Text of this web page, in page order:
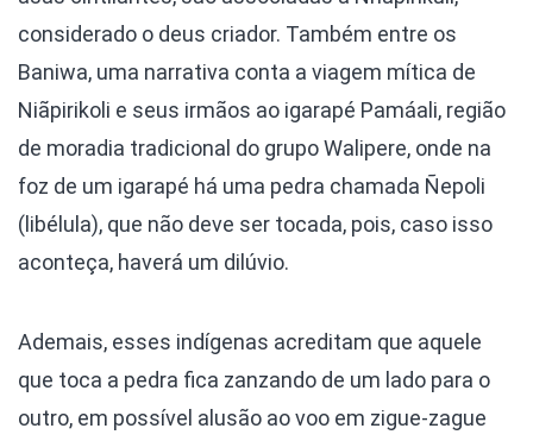
considerado o deus criador. Também entre os
Baniwa, uma narrativa conta a viagem mítica de
Niãpirikoli e seus irmãos ao igarapé Pamáali, região
de moradia tradicional do grupo Walipere, onde na
foz de um igarapé há uma pedra chamada Ñepoli
(libélula), que não deve ser tocada, pois, caso isso
aconteça, haverá um dilúvio.
Ademais, esses indígenas acreditam que aquele
que toca a pedra fica zanzando de um lado para o
outro, em possível alusão ao voo em zigue-zague